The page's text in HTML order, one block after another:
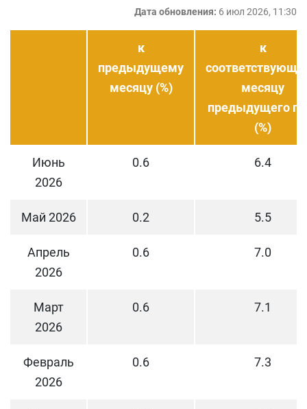
Дата обновления: 6 июл 2026, 11:30
к
предыдущему
месяцу (%)
к
месяцу
предыдущего
(%)
Июнь
2026
0.6 6.4
Май 2026 0.2 5.5
Апрель
2026
0.6 7.0
Март
2026
0.6 7.1
Февраль
2026
0.6 7.3